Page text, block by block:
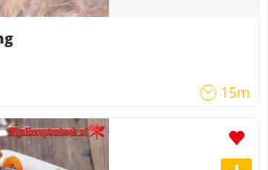
15m